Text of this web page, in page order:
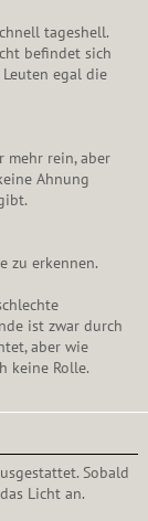
tageshell.
befindet sich
egal die
mehr rein, aber
Ahnung
zu erkennen.
ist zwar durch
aber wie
keine Rolle.
Sobald
Licht an.